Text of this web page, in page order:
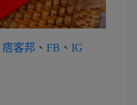
痞客邦 、 FB 、 IG